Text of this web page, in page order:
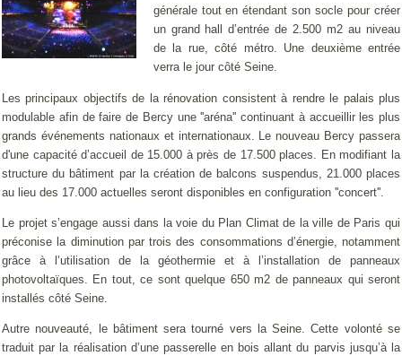
générale tout en étendant son socle pour créer
un grand hall d’entrée de 2.500 m2 au niveau
de la rue, côté métro. Une deuxième entrée
verra le jour côté Seine.
Les principaux objectifs de la rénovation consistent à rendre le palais plus
modulable afin de faire de Bercy une ''aréna'' continuant à accueillir les plus
grands événements nationaux et internationaux. Le nouveau Bercy passera
d'une capacité d’accueil de 15.000 à près de 17.500 places. En modifiant la
structure du bâtiment par la création de balcons suspendus, 21.000 places
au lieu des 17.000 actuelles seront disponibles en configuration ''concert''.
Le projet s’engage aussi dans la voie du Plan Climat de la ville de Paris qui
préconise la diminution par trois des consommations d’énergie, notamment
grâce à l’utilisation de la géothermie et à l’installation de panneaux
photovoltaïques. En tout, ce sont quelque 650 m2 de panneaux qui seront
installés côté Seine.
Autre nouveauté, le bâtiment sera tourné vers la Seine. Cette volonté se
traduit par la réalisation d’une passerelle en bois allant du parvis jusqu’à la